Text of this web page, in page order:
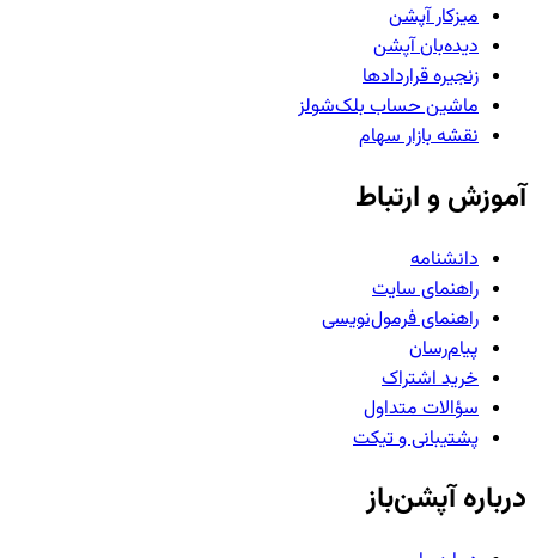
میزکار آپشن
دیده‌بان آپشن
زنجیره قراردادها
ماشین حساب بلک‌شولز
نقشه بازار سهام
آموزش و ارتباط
دانشنامه
راهنمای سایت
راهنمای فرمول‌نویسی
پیام‌رسان
خرید اشتراک
سؤالات متداول
پشتیبانی و تیکت
درباره آپشن‌باز